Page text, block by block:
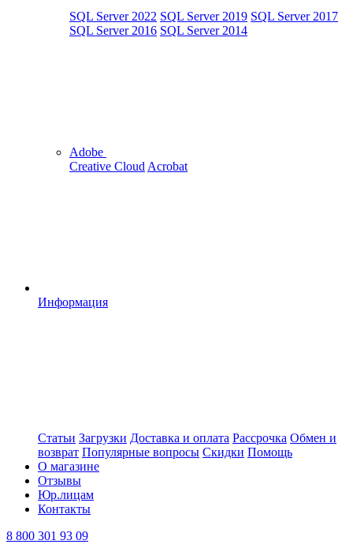
SQL Server 2022 SQL Server 2019 SQL Server 2017
SQL Server 2016 SQL Server 2014
Adobe
Creative Cloud Acrobat
Информация
Статьи Загрузки Доставка и оплата Рассрочка Обмен и
возврат Популярные вопросы Скидки Помощь
О магазине
Отзывы
Юр.лицам
Контакты
8 800 301 93 09